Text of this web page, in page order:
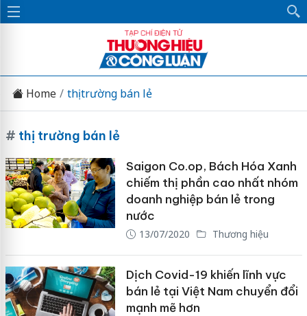
Home thị trường bán lẻ
# thị trường bán lẻ
Saigon Co.op, Bách Hóa Xanh
chiếm thị phần cao nhất nhóm
doanh nghiệp bán lẻ trong
nước
13/07/2020 Thương hiệu
Dịch Covid-19 khiến lĩnh vực
bán lẻ tại Việt Nam chuyển đổi
mạnh mẽ hơn